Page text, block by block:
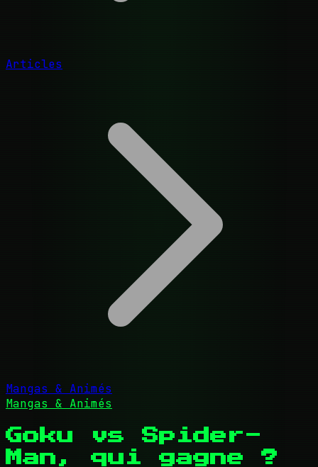
Articles
Mangas & Animés
Mangas & Animés
Goku vs Spider-
Man, qui gagne ?